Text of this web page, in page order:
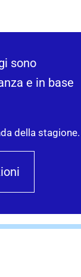
sono
e in base
della stagione.